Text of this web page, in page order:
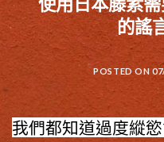
的謠
POSTED ON
我們都知道過度縱